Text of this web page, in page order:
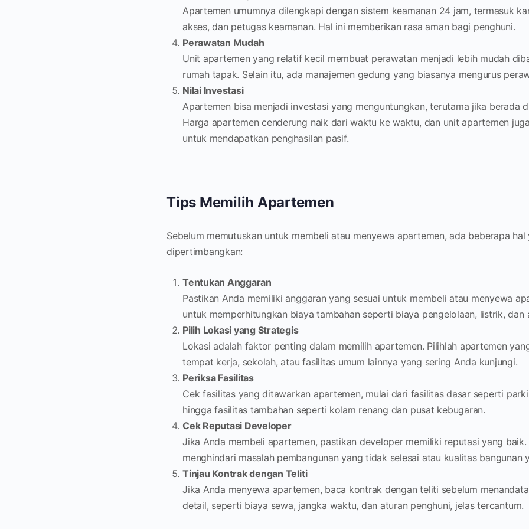
Apartemen umumnya dilengkapi dengan sistem keamanan 24 jam, termasuk
akses, dan petugas keamanan. Hal ini memberikan rasa aman bagi penghuni.
Perawatan Mudah
Unit apartemen yang relatif kecil membuat perawatan menjadi lebih mudah
rumah tapak. Selain itu, ada manajemen gedung yang biasanya mengurus
Nilai Investasi
Apartemen bisa menjadi investasi yang menguntungkan, terutama jika berada
Harga apartemen cenderung naik dari waktu ke waktu, dan unit apartemen
untuk mendapatkan penghasilan pasif.
Tips Memilih Apartemen
Sebelum memutuskan untuk membeli atau menyewa apartemen, ada beberapa hal
dipertimbangkan:
Tentukan Anggaran
Pastikan Anda memiliki anggaran yang sesuai untuk membeli atau menyewa
untuk memperhitungkan biaya tambahan seperti biaya pengelolaan, listrik, dan
Pilih Lokasi yang Strategis
Lokasi adalah faktor penting dalam memilih apartemen. Pilihlah apartemen
tempat kerja, sekolah, atau fasilitas umum lainnya yang sering Anda kunjungi.
Periksa Fasilitas
Cek fasilitas yang ditawarkan apartemen, mulai dari fasilitas dasar seperti
hingga fasilitas tambahan seperti kolam renang dan pusat kebugaran.
Cek Reputasi Developer
Jika Anda membeli apartemen, pastikan developer memiliki reputasi yang
menghindari masalah pembangunan yang tidak selesai atau kualitas bangunan
Tinjau Kontrak dengan Teliti
Jika Anda menyewa apartemen, baca kontrak dengan teliti sebelum
detail, seperti biaya sewa, jangka waktu, dan aturan penghuni, jelas tercantum.